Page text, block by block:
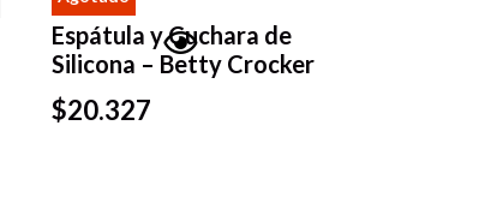
Espátula y Cuchara de
Silicona – Betty Crocker
$20.327
Vista